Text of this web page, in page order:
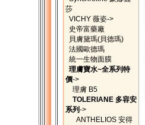
莎
VICHY 薇姿->
史帝富藥廠
貝膚黛瑪(貝德瑪)
法國歐德瑪
統一生物面膜
理膚寶水~全系列特
價->
理膚 B5
TOLERIANE 多容安
系列->
ANTHELIOS 安得